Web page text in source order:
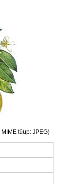
tüüp: JPEG)